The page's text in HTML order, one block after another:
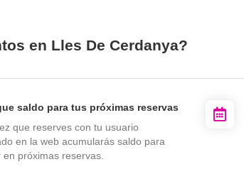
en Lles De Cerdanya?
saldo para tus próximas reservas
que reserves con tu usuario
en la web acumularás saldo para
en próximas reservas.